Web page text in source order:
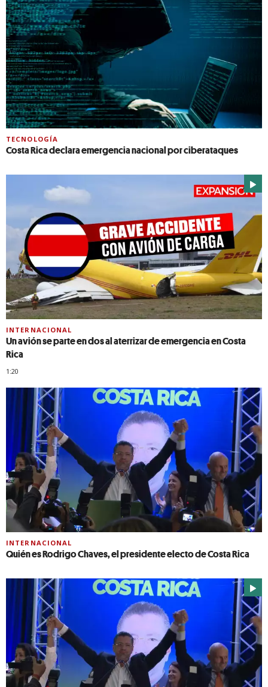
TECNOLOGÍA
Costa Rica declara emergencia nacional por ciberataques
INTERNACIONAL
Un avión se parte en dos al aterrizar de emergencia en Costa
Rica
1:20
INTERNACIONAL
Quién es Rodrigo Chaves, el presidente electo de Costa Rica